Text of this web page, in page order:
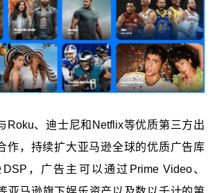
Roku、迪士尼和Netflix等优质第三方出
作，持续扩大亚马逊全球的优质广告库
，广告主可以通过Prime Video、